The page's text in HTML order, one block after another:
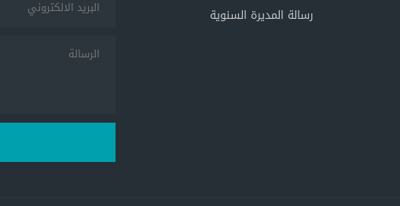
رسالة المديرة السنوية